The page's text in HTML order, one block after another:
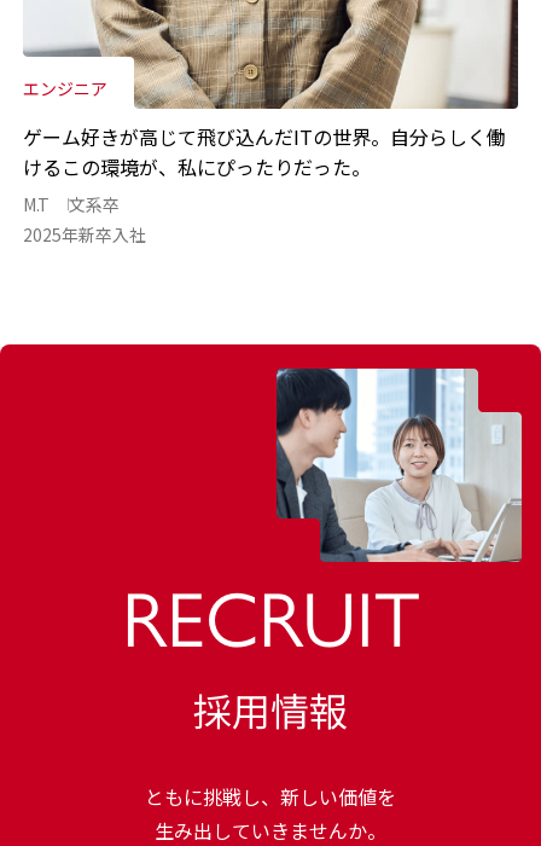
エンジニア
ゲーム好きが高じて飛び込んだITの世界。自分らしく働
けるこの環境が、私にぴったりだった。
M.T
文系卒
2025年新卒入社
RECRUIT
採用情報
ともに挑戦し、新しい価値を
生み出していきませんか。